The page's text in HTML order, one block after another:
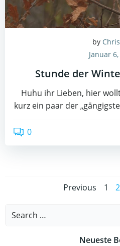
by
Januar
Stunde der
Huhu ihr Lieben, hier
kurz ein paar der
0
Posts
Previous Page
1 2
Search
Neueste